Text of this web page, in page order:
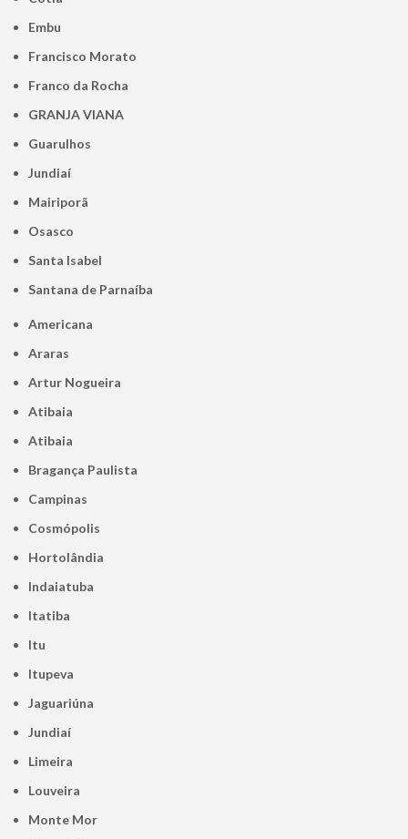
Embu
Francisco Morato
Franco da Rocha
GRANJA VIANA
Guarulhos
Jundiaí
Mairiporã
Osasco
Santa Isabel
Santana de Parnaíba
Americana
Araras
Artur Nogueira
Atibaia
Atibaia
Bragança Paulista
Campinas
Cosmópolis
Hortolândia
Indaiatuba
Itatiba
Itu
Itupeva
Jaguariúna
Jundiaí
Limeira
Louveira
Monte Mor